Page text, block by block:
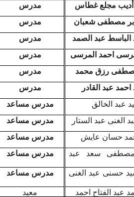
مجلع غطاس
مدرس
مصطفى شعبان
مدرس
الباسط عبد الصمد
مدرس
احمد المرسى
مدرس
رزق محمد
مدرس
عبد القادر
مدرس
عبد الخالق
مدرس مساعد
عبد الستار
مدرس مساعد
حسان عايش
مدرس مساعد
سعد عبد
مدرس مساعد
حسنى عبد الغنى
مدرس مساعد
عبد الفتاح احمد معيد